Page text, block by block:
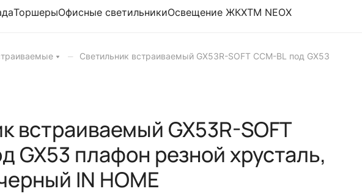
ТоршерыОфисные светильникиОсвещение ЖКХTM NEOX
–
Светильник встраиваемый GX53R-SOFT CCM-BL под GX53
встраиваемый GX53R-SOFT
GX53 плафон резной хрусталь,
IN HOME